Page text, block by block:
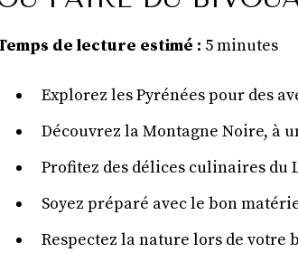
de lecture estimé : 5 minutes
Explorez les Pyrénées pour des
Découvrez la Montagne Noire, à
Profitez des délices culinaires du
Soyez préparé avec le bon
Respectez la nature lors de votre